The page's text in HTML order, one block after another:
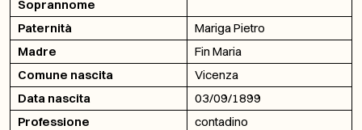
Soprannome
Paternità
Mariga Pietro
Madre
Fin Maria
Comune nascita
Vicenza
Data nascita
03/09/1899
Professione
contadino